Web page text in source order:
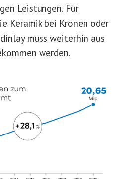
Leistungen. Für
Keramik bei Kronen oder
muss weiterhin aus
werden.